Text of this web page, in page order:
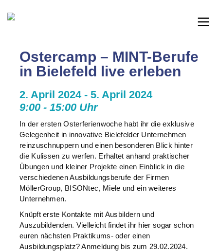
Ostercamp – MINT-Berufe
in Bielefeld live erleben
2. April 2024 - 5. April 2024
9:00 - 15:00 Uhr
In der ersten Osterferienwoche habt ihr die exklusive
Gelegenheit in innovative Bielefelder Unternehmen
reinzuschnuppern und einen besonderen Blick hinter
die Kulissen zu werfen. Erhaltet anhand praktischer
Übungen und kleiner Projekte einen Einblick in die
verschiedenen Ausbildungsberufe der Firmen
MöllerGroup, BISONtec, Miele und ein weiteres
Unternehmen.
Knüpft erste Kontakte mit Ausbildern und
Auszubildenden. Vielleicht findet ihr hier sogar schon
euren nächsten Praktikums- oder einen
Ausbildungsplatz? Anmeldung bis zum 29.02.2024.